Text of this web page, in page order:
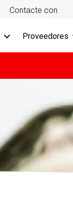
Contacte con
Proveedores